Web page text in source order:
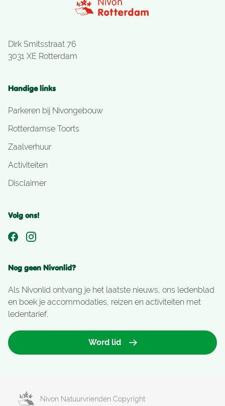
Dirk Smitsstraat 76
3031 XE Rotterdam
Handige links
Parkeren bij Nivongebouw
Rotterdamse Toorts
Zaalverhuur
Activiteiten
Disclaimer
Volg ons!
Nog geen Nivonlid?
Als Nivonlid ontvang je het laatste nieuws, ons ledenblad
en boek je accommodaties, reizen en activiteiten met
ledentarief.
Word lid
Nivon Natuurvrienden Copyright